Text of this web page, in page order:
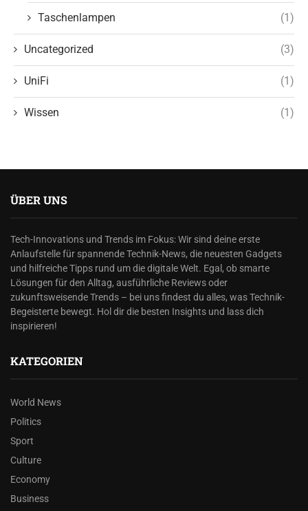
Taschenlampen (1)
Uncategorized (3)
UniFi (1)
Wissen (1)
ÜBER UNS
Tech-Innovations und Trends im Fokus: Wir sind deine erste
Anlaufstelle für spannende Technik-News, die neuesten Gadgets
und hilfreiche Tipps rund um die digitale Welt. Egal, ob smarte
Lösungen für den Alltag, ausführliche Reviews oder
zukunftsweisende Trends – bei uns findest du alles, was Technik-
Begeisterte bewegt. Hol dir die besten Insights und lass dich
inspirieren!
KATEGORIEN
World News
Politics
Sport
Culture
Economy
Business